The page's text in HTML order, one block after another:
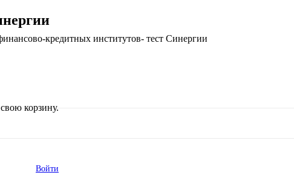
корзину.
Войти
кредитных институтов- тест Синергии